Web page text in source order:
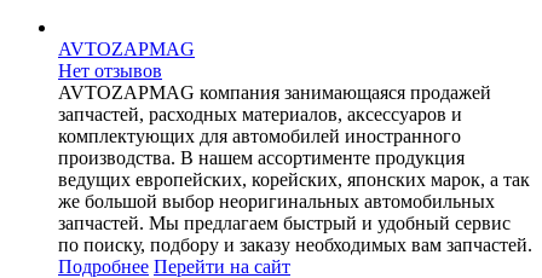
AVTOZAPMAG
Нет отзывов
AVTOZAPMAG компания занимающаяся продажей
запчастей, расходных материалов, аксессуаров и
комплектующих для автомобилей иностранного
производства. В нашем ассортименте продукция
ведущих европейских, корейских, японских марок, а так
же большой выбор неоригинальных автомобильных
запчастей. Мы предлагаем быстрый и удобный сервис
по поиску, подбору и заказу необходимых вам запчастей.
Подробнее Перейти на сайт